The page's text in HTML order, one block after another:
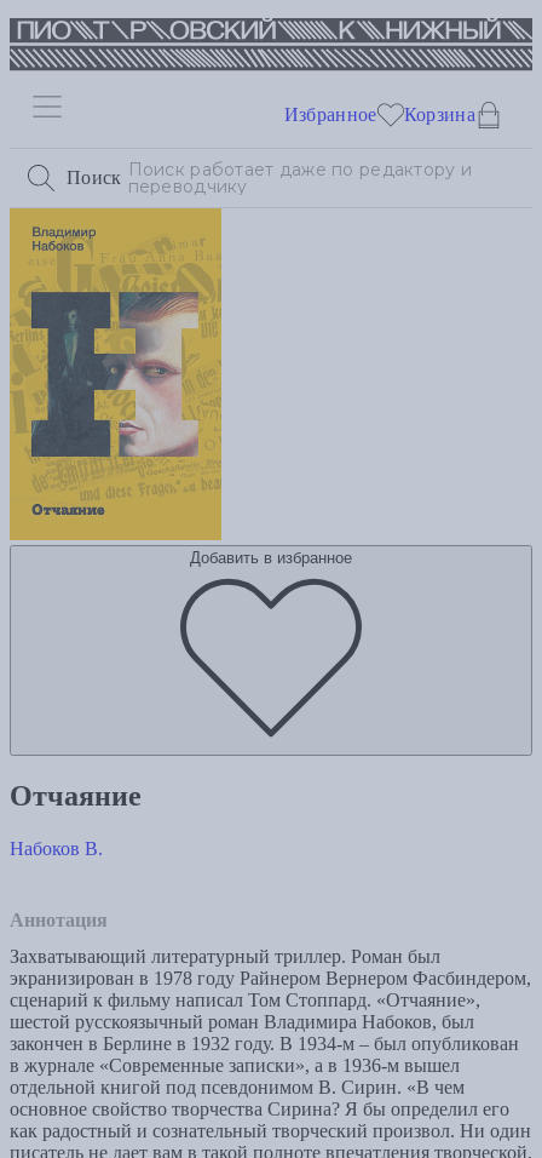
Поиск
Избранное Корзина
Добавить в избранное
Отчаяние
Набоков В.
Аннотация
Захватывающий литературный триллер. Роман был
экранизирован в 1978 году Райнером Вернером Фасбиндером,
сценарий к фильму написал Том Стоппард. «Отчаяние»,
шестой русскоязычный роман Владимира Набоков, был
закончен в Берлине в 1932 году. В 1934-м – был опубликован
в журнале «Современные записки», а в 1936-м вышел
отдельной книгой под псевдонимом В. Сирин. «В чем
основное свойство творчества Сирина? Я бы определил его
как радостный и сознательный творческий произвол. Ни один
писатель не дает вам в такой полноте впечатления творческой,